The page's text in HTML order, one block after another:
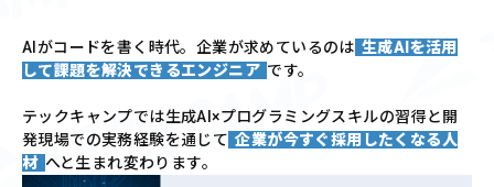
AIがコードを書く時代。企業が求めているのは 生成AIを活用
して課題を解決できるエンジニア です。
テックキャンプでは生成AI×プログラミングスキルの習得と開
発現場での実務経験を通じて 企業が今すぐ採用したくなる人
材 へと生まれ変わります。